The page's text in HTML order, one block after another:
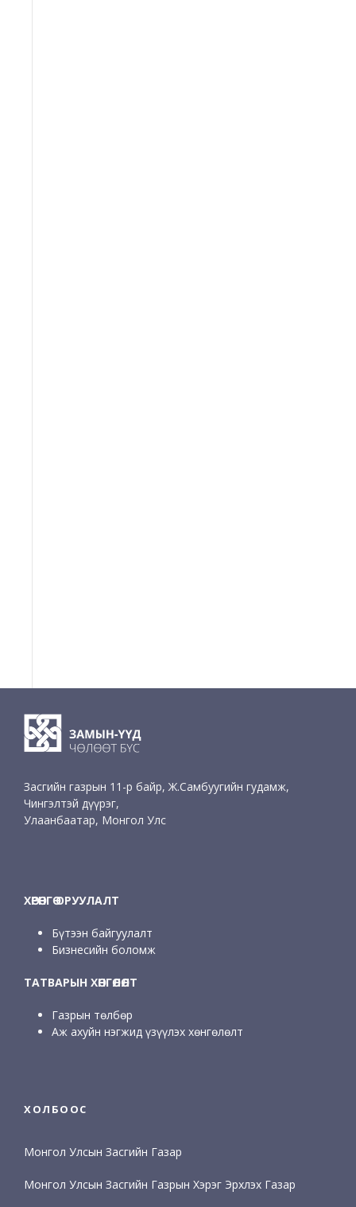
Засгийн газрын 11-р байр, Ж.Самбуугийн гудамж,
Чингэлтэй дүүрэг,
Улаанбаатар, Монгол Улс
ХӨРӨНГӨ ОРУУЛАЛТ
Бүтээн байгуулалт
Бизнесийн боломж
ТАТВАРЫН ХӨНГӨЛӨЛТ
Газрын төлбөр
Аж ахуйн нэгжид үзүүлэх хөнгөлөлт
ХОЛБООС
Монгол Улсын Засгийн Газар
Монгол Улсын Засгийн Газрын Хэрэг Эрхлэх Газар